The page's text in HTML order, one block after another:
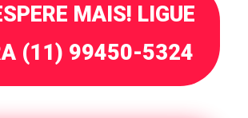
MAIS! LIGUE
(11) 99450-5324